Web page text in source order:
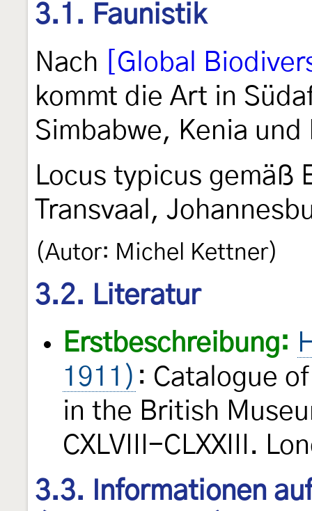
3.1. Faunistik
Nach
[Global
kommt die Art in
Simbabwe, Kenia und
Locus typicus gemäß
Transvaal,
(Autor: Michel Kettner)
3.2. Literatur
Erstbeschreibung:
1911) : Catalogue
in the British
CXLVIII-CLXXIII.
3.3. Informationen